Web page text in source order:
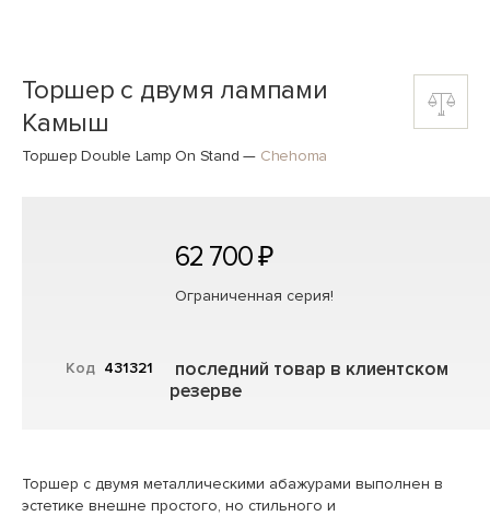
Торшер с двумя лампами
Камыш
Торшер Double Lamp On Stand — Chehoma
Код 431321
62 700 ₽
Ограниченная серия!
последний товар в клиентском
резерве
Торшер с двумя металлическими абажурами выполнен в
эстетике внешне простого, но стильного и